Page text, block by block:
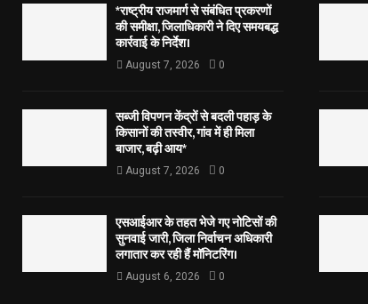
*राष्ट्रीय राजमार्ग से संबंधित प्रकरणों
की समीक्षा, जिलाधिकारी ने दिए समयबद्ध
कार्रवाई के निर्देश।
August 7, 2026 0
सब्जी विपणन केंद्रों से बदली पहाड़ के
किसानों की तस्वीर, गांव में ही मिला
बाजार, बढ़ी आय*
August 7, 2026 0
एसआईआर के तहत भेजे गए नोटिसों की
सुनवाई जारी, जिला निर्वाचन अधिकारी
लगातार कर रही हैं मॉनिटरिंग।
August 6, 2026 0